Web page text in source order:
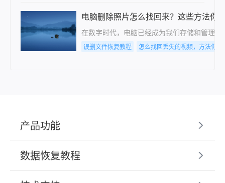
电脑删除照片怎么找回来？这些方法你
在数字时代，电脑已经成为我们存储和管理
误删文件恢复教程 怎么找回丢失的视频，方法你了
产品功能
数据恢复教程